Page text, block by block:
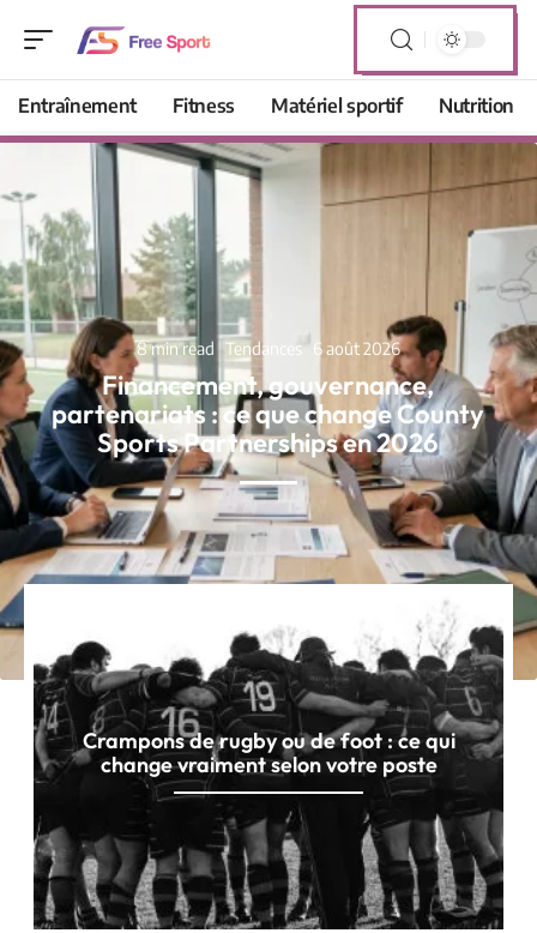
Entraînement Fitness Matériel sportif Nutrition
8 min read Tendances 6 août 2026
Financement, gouvernance,
partenariats : ce que change County
Sports Partnerships en 2026
Crampons de rugby ou de foot : ce qui
change vraiment selon votre poste